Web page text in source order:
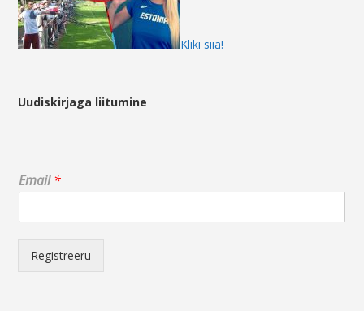
Kliki siia!
Uudiskirjaga liitumine
*
E
a
Email*
Registreeru